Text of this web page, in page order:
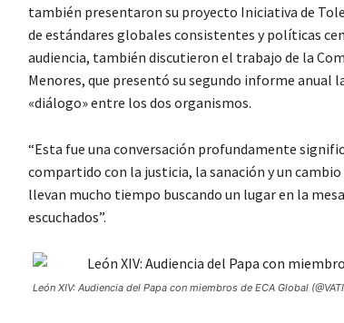
también presentaron su proyecto Iniciativa de
de estándares globales consistentes y políticas
audiencia, también discutieron el trabajo de la
Menores, que presentó su segundo informe anual
«diálogo» entre los dos organismos.
“Esta fue una conversación profundamente
compartido con la justicia, la sanación y un cambio
llevan mucho tiempo buscando un lugar en la
escuchados”.
León XIV: Audiencia del Papa con miembros de ECA Global